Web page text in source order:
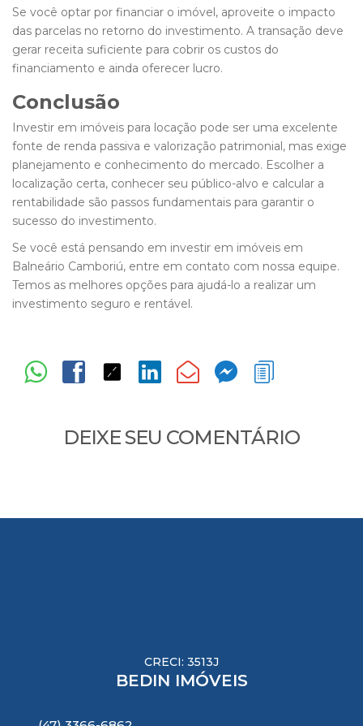
Se você optar por financiar o imóvel, aproveite o impacto
das parcelas no retorno do investimento. A transação deve
gerar receita suficiente para cobrir os custos do
financiamento e ainda oferecer lucro.
Conclusão
Investir em imóveis para locação pode ser uma excelente
fonte de renda passiva e valorização patrimonial, mas exige
planejamento e conhecimento do mercado. Escolher a
localização certa, conhecer seu público-alvo e calcular a
rentabilidade são passos fundamentais para garantir o
sucesso do investimento.
Se você está pensando em investir em imóveis em
Balneário Camboriú, entre em contato com nossa equipe.
Temos as melhores opções para ajudá-lo a realizar um
investimento seguro e rentável.
DEIXE SEU COMENTÁRIO
CRECI: 3513J
BEDIN IMÓVEIS